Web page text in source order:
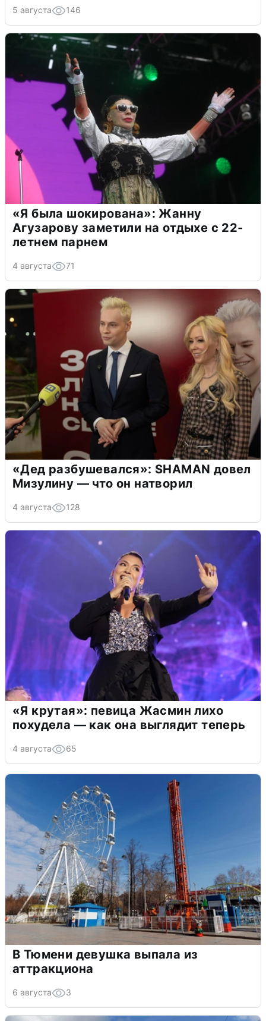
5 августа 146
«Я была шокирована»: Жанну
Агузарову заметили на отдыхе с 22-
летнем парнем
4 августа 71
«Дед разбушевался»: SHAMAN довел
Мизулину — что он натворил
4 августа 128
«Я крутая»: певица Жасмин лихо
похудела — как она выглядит теперь
4 августа 65
В Тюмени девушка выпала из
аттракциона
6 августа 3